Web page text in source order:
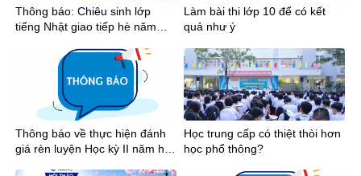
Thông báo: Chiêu sinh lớp
tiếng Nhật giao tiếp hè năm
Làm bài thi lớp 10 để có kết
quả như ý
Thông báo về thực hiện đánh
giá rèn luyện Học kỳ II năm học
Học trung cấp có thiệt thòi hơn
học phổ thông?